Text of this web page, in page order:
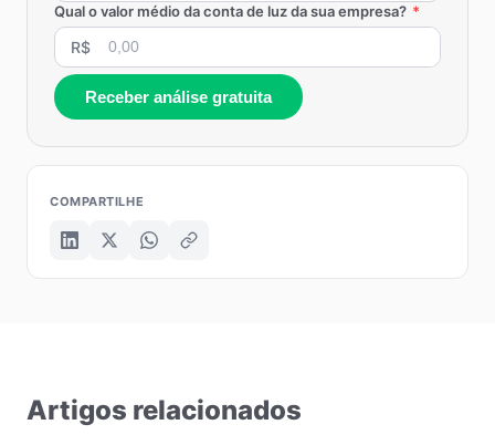
Qual o valor médio da conta de luz da sua empresa? *
R$
Receber análise gratuita
COMPARTILHE
Artigos relacionados